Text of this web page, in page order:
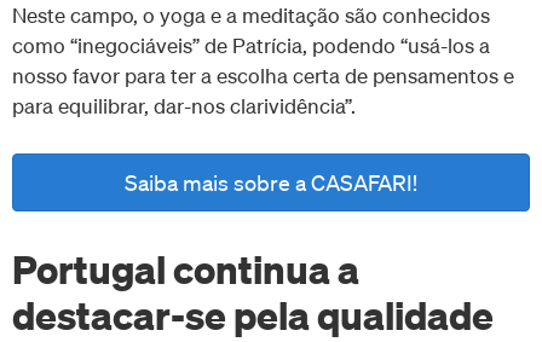
Neste campo, o yoga e a meditação são conhecidos
como “inegociáveis” de Patrícia, podendo “usá-los a
nosso favor para ter a escolha certa de pensamentos e
para equilibrar, dar-nos clarividência”.
Saiba mais sobre a CASAFARI!
Portugal continua a
destacar-se pela qualidade